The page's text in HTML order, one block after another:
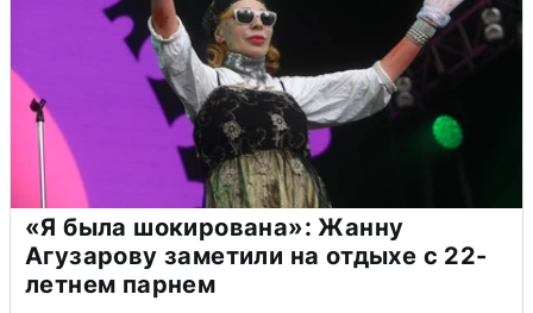
«Я была шокирована»: Жанну
Агузарову заметили на отдыхе с 22-
летнем парнем